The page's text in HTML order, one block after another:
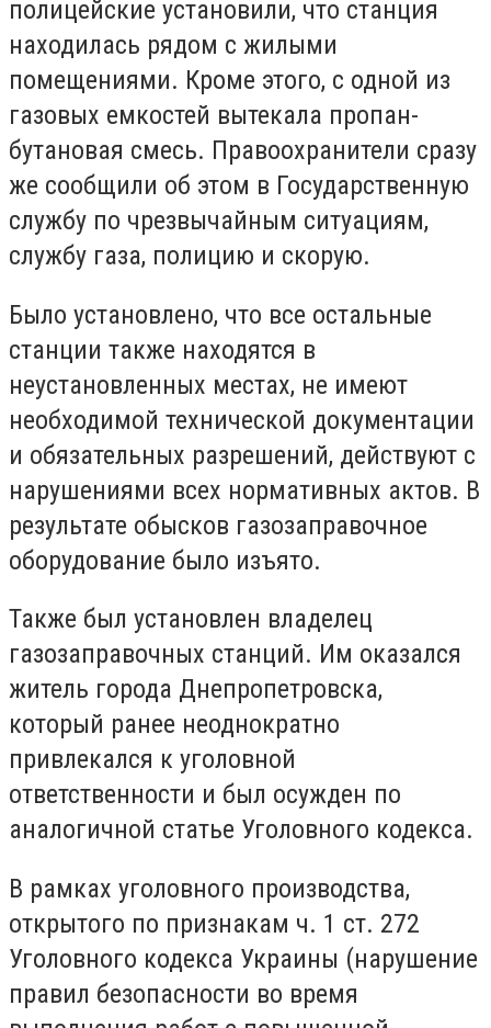
полицейские установили, что станция
находилась рядом с жилыми
помещениями. Кроме этого, с одной из
газовых емкостей вытекала пропан-
бутановая смесь. Правоохранители сразу
же сообщили об этом в Государственную
службу по чрезвычайным ситуациям,
службу газа, полицию и скорую.
Было установлено, что все остальные
станции также находятся в
неустановленных местах, не имеют
необходимой технической документации
и обязательных разрешений, действуют с
нарушениями всех нормативных актов. В
результате обысков газозаправочное
оборудование было изъято.
Также был установлен владелец
газозаправочных станций. Им оказался
житель города Днепропетровска,
который ранее неоднократно
привлекался к уголовной
ответственности и был осужден по
аналогичной статье Уголовного кодекса.
В рамках уголовного производства,
открытого по признакам ч. 1 ст. 272
Уголовного кодекса Украины (нарушение
правил безопасности во время